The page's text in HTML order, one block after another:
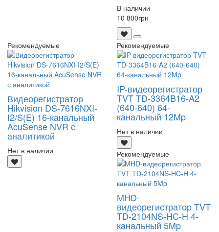
В наличии
10 800грн
Рекомендуемые
Видеорегистратор
Hikvision DS-7616NXI-
I2/S(E) 16-канальный
AcuSense NVR с
аналитикой
Нет в наличии
Рекомендуемые
IP-видеорегистратор
TVT TD-3364B16-A2
(640-640) 64-
канальный 12Mp
Нет в наличии
Рекомендуемые
MHD-
видеорегистратор TVT
TD-2104NS-HC-H 4-
канальный 5Mp